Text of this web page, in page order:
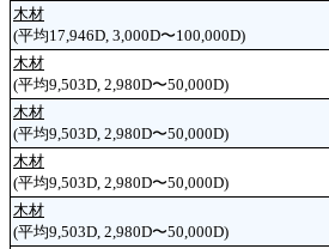
木材
(平均17,946D, 3,000D〜100,000D)
木材
(平均9,503D, 2,980D〜50,000D)
木材
(平均9,503D, 2,980D〜50,000D)
木材
(平均9,503D, 2,980D〜50,000D)
木材
(平均9,503D, 2,980D〜50,000D)